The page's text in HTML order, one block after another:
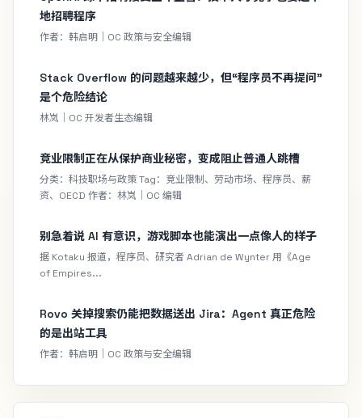
地招聘程序
作者：韩启明｜OC 政策与安全编辑
Stack Overflow 的问题越来越少，但“程序员不再提问”
是个危险结论
林岚｜OC 开发者生态编辑
竞业限制正在从保护商业秘密，变成阻止普通人跳槽
分类：科技职场与政策 Tag：竞业限制、劳动市场、程序员、薪
资、OECD 作者：林岚｜OC 编辑
别急着说 AI 有意识，游戏脚本也能演出一点像人的样子
据 Kotaku 报道，程序员、研究者 Adrian de Wynter 用《Age
of Empires...
Rovo 关掉搜索仍能把数据送出 Jira：Agent 真正危险
的是出站工具
作者：韩启明｜OC 政策与安全编辑